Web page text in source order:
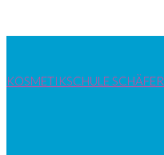
KOSMETIKSCHULE SCHÄFER